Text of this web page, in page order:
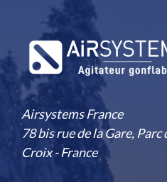
Airsystems France
78 bis rue de la Gare,
Croix - France